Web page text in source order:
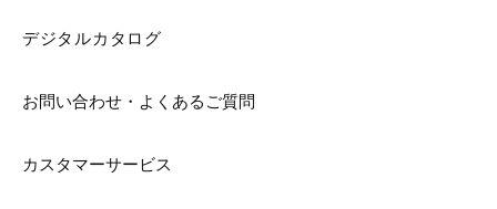
デジタルカタログ
お問い合わせ・よくあるご質問
カスタマーサービス